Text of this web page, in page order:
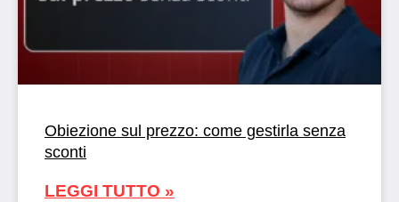
Obiezione sul prezzo: come gestirla senza
sconti
LEGGI TUTTO »